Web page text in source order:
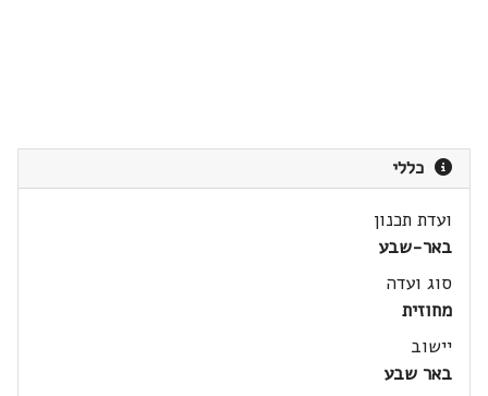
כללי
ועדת תכנון
באר-שבע
סוג ועדה
מחוזית
יישוב
באר שבע